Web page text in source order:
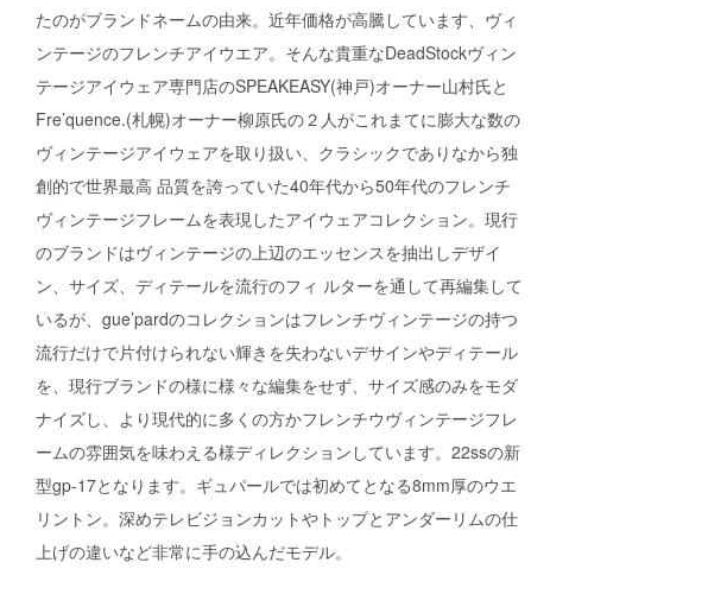
たのがブランドネームの由来。近年価格が高騰しています、ヴィ
ンテージのフレンチアイウエア。そんな貴重なDeadStockヴィン
テージアイウェア専門店のSPEAKEASY(神戸)オーナー山村氏と
Fre’quence.(札幌)オーナー柳原氏の２人がこれまてに膨大な数の
ヴィンテージアイウェアを取り扱い、クラシックでありなから独
創的で世界最高 品質を誇っていた40年代から50年代のフレンチ
ヴィンテージフレームを表現したアイウェアコレクション。現行
のブランドはヴィンテージの上辺のエッセンスを抽出しデザイ
ン、サイズ、ディテールを流行のフィ ルターを通して再編集して
いるが、gue’pardのコレクションはフレンチヴィンテージの持つ
流行だけで片付けられない輝きを失わないデサインやディテール
を、現行ブランドの様に様々な編集をせず、サイズ感のみをモダ
ナイズし、より現代的に多くの方かフレンチウヴィンテージフレ
ームの雰囲気を味わえる様ディレクションしています。22ssの新
型gp-17となります。ギュパールでは初めてとなる8mm厚のウエ
リントン。深めテレビジョンカットやトップとアンダーリムの仕
上げの違いなど非常に手の込んだモデル。